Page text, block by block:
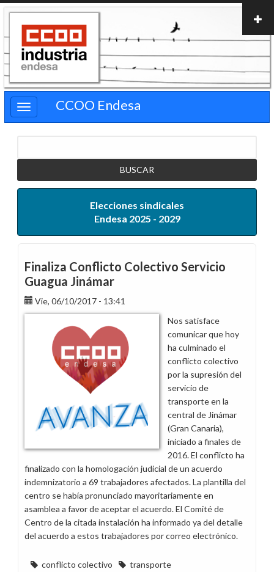
Pasar
contenido
principal
CCOO Endesa
Elecciones sindicales
Endesa 2025 - 2029
Finaliza Conflicto Colectivo Servicio
Guagua Jinámar
Vie, 06/10/2017 - 13:41
Nos satisface
comunicar que hoy
ha culminado el
conflicto colectivo
por la supresión del
servicio de
transporte en la
central de Jinámar
(Gran Canaria),
iniciado a finales de
2016. El conflicto ha
finalizado con la homologación judicial de un acuerdo
indemnizatorio a 69 trabajadores afectados. La plantilla del
centro se había pronunciado mayoritariamente en
asamblea a favor de aceptar el acuerdo. El Comité de
Centro de la citada instalación ha informado ya del detalle
del acuerdo a estos trabajadores por correo electrónico.
conflicto colectivo
transporte